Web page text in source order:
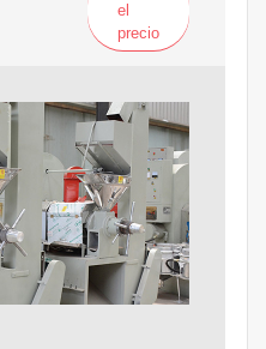
el
precio